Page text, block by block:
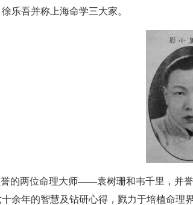
乐吾并称上海命学三大家。
的两位命理大师——袁树珊和韦千里，并
余年的智慧及钻研心得，戮力于培植命